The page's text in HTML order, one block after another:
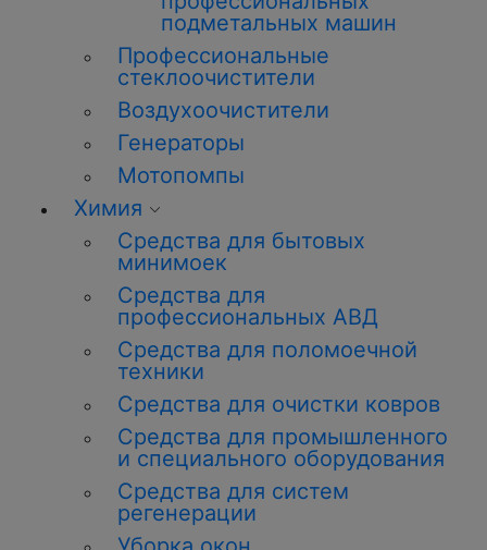
подметальных машин
Профессиональные
стеклоочистители
Воздухоочистители
Генераторы
Мотопомпы
Химия
Средства для бытовых
минимоек
Средства для
профессиональных АВД
Средства для поломоечной
техники
Средства для очистки ковров
Средства для промышленного
и специального оборудования
Средства для систем
регенерации